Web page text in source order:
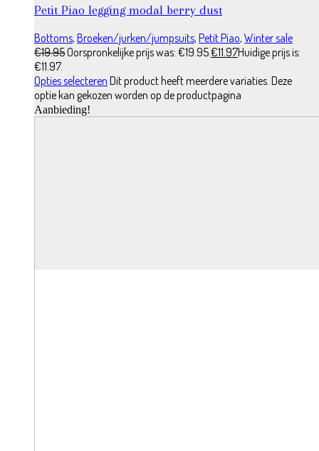
Petit Piao legging modal berry dust
Bottoms, Broeken/jurken/jumpsuits, Petit Piao, Winter sale
€19.95Oorspronkelijke prijs was: €19.95.€11.97Huidige prijs is:
€11.97.
Opties selecteren Dit product heeft meerdere variaties. Deze
optie kan gekozen worden op de productpagina
Aanbieding!